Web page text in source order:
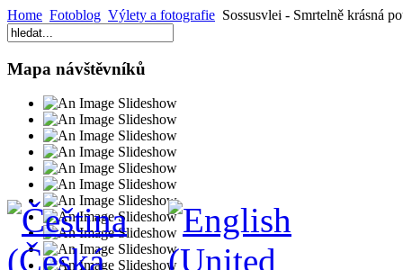
Home Fotoblog Výlety a fotografie Sossusvlei - Smrtelně krásná
Mapa návštěvníků